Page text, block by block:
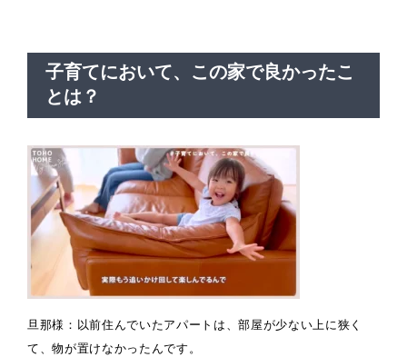
子育てにおいて、この家で良かったこ
とは？
旦那様：以前住んでいたアパートは、部屋が少ない上に狭く
て、物が置けなかったんです。